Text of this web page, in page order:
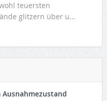
teuersten
glitzern über u...